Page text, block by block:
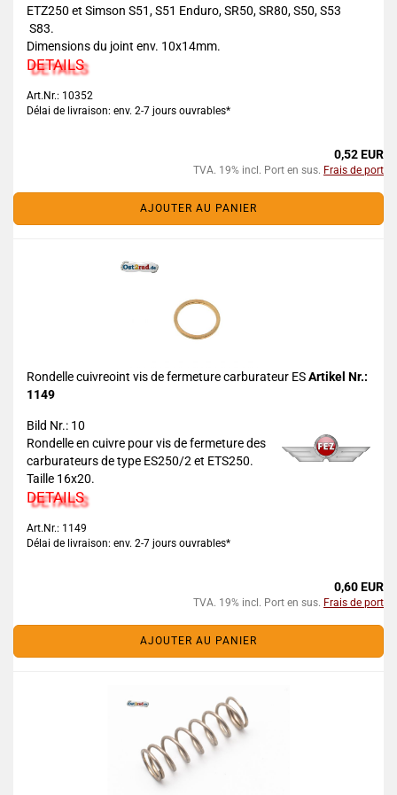
ETZ250 et Simson S51, S51 Enduro, SR50, SR80, S50, S53
S83.
Dimensions du joint env. 10x14mm.
DETAILS
Art.Nr.: 10352
Délai de livraison: env. 2-7 jours ouvrables*
0,52 EUR
TVA. 19% incl. Port en sus. Frais de port
AJOUTER AU PANIER
Rondelle cuivreoint vis de fermeture carburateur ESArtikel Nr.:
1149
Bild Nr.: 10
Rondelle en cuivre pour vis de fermeture des
carburateurs de type ES250/2 et ETS250.
Taille 16x20.
DETAILS
Art.Nr.: 1149
Délai de livraison: env. 2-7 jours ouvrables*
0,60 EUR
TVA. 19% incl. Port en sus. Frais de port
AJOUTER AU PANIER